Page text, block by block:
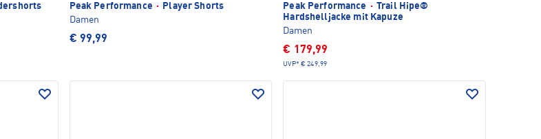
Peak Performance ·
Player Shorts
Damen
€ 99,99
Peak Performance · Trail Hipe®
Hardshelljacke mit Kapuze
Damen
€ 179,99
UVP* € 249,99